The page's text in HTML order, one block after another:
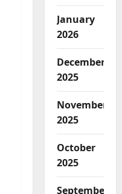
January
2026
December
2025
November
2025
October
2025
September